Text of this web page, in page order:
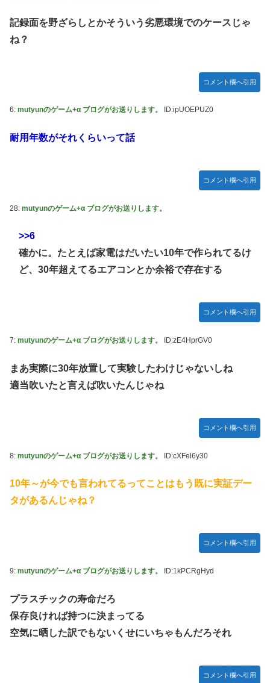
やる夫のダンジョン運営記183-雑談所ネタ118 懺悔小ネタ
『マリオカートワールド』はどうすればよかったのか…
やる夫「催眠アプリを手に入れたんだけど……これ必要だっ
た？」 第29話
なのがデュオだよね
ガキ「世界を救います」←飽きた。おっさんにしろ
ラブライブ！の犬、だいたい老犬
【朗報】AKB48 ロッテとコラボ決定！！
【ウマ娘】コミケで配布予定だった非公式グッズ「オグリキ
ャップタマモクロスアクリル定規」意外(?)な落とし穴によ
り配布を撤回することに…
ドラマー兼編曲家「ハロプロのいう『16ビートを刻む』って
る意味なのでは？」
韓国人「韓国サッカー協会の性接待報道、海外でも大騒ぎ
に・・・2002年W杯4強の記録取り消しの声も」→「マジで
国の恥だ」「2002年まで疑う価値がある」「国民や国が築
熊本県知事の要請をガン無視したTBS、避難所に取材班が押
し入ってプライバシーに全く配慮しない報道を……
【セクシー】人気美人声優、太ももチラリｗｗｗｗｗｗｗｗ
「私達が原爆ドーム前をあけ渡せば核戦争が始まってしま
う」と訴える市民団体、それを聞いた被爆3世の人が……
【朗報】山﨑愛生「けんぱなぱっぱぱん！」←
記録面を野ざらしとかそういう劣悪環境でのケースじゃ
ね？
コメント欄へ引用
6: mutyunのゲーム+α ブログがお送りします。 ID:ipUOEPUZ0
耐用年数がそれくらいって話
コメント欄へ引用
28: mutyunのゲーム+α ブログがお送りします。
>>6
確かに。たとえば家電はだいたい10年で作られてるけ
ど、30年超えてるエアコンとか余裕で存在する
コメント欄へ引用
7: mutyunのゲーム+α ブログがお送りします。 ID:zE4HprGV0
まあ実際に30年放置して実験したわけじゃないしね
適当吹いたと言えば吹いたんじゃね
コメント欄へ引用
8: mutyunのゲーム+α ブログがお送りします。 ID:cXFel6y30
10年～が今でも言われてるってことはもう既に実証デー
タがあるんじゃね？
コメント欄へ引用
9: mutyunのゲーム+α ブログがお送りします。 ID:1kPCRgHyd
プラスチックの寿命だろ
保存良ければ持つに決まってる
空気に晒した訳でもないくせにいちゃもんだろそれ
コメント欄へ引用